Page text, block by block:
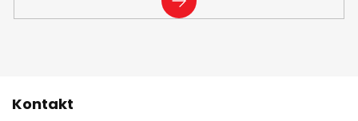
SE
Kontakt